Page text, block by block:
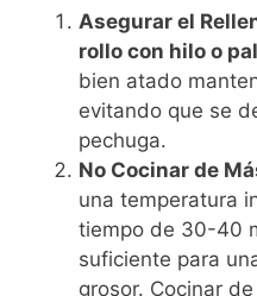
Asegurar el
rollo con hilo o
bien atado
evitando que se
pechuga.
No Cocinar de
una temperatura
tiempo de 30-40
suficiente para
grosor. Cocinar